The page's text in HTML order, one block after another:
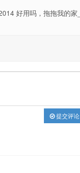
好用吗，拖拖我的家_
提交评论